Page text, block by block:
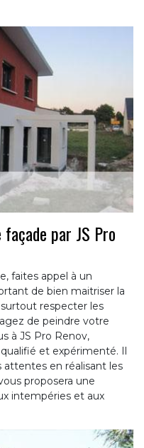
par JS Pro
faites appel à un
de bien maitriser la
respecter les
de peindre votre
à JS Pro Renov,
et expérimenté. Il
en réalisant les
proposera une
intempéries et aux